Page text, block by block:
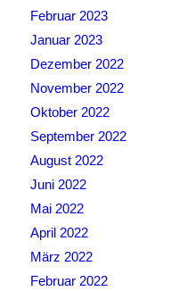
Februar 2023
Januar 2023
Dezember 2022
November 2022
Oktober 2022
September 2022
August 2022
Juni 2022
Mai 2022
April 2022
März 2022
Februar 2022